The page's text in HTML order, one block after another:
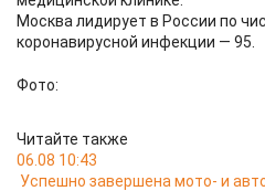
Москва лидирует в России по
коронавирусной инфекции — 95.
Фото:
Читайте также
06.08 10:43
Успешно завершена мото- и